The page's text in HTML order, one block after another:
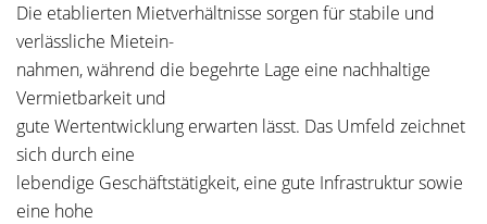
Die etablierten Mietverhältnisse sorgen für stabile und
verlässliche Mietein-
nahmen, während die begehrte Lage eine nachhaltige
Vermietbarkeit und
gute Wertentwicklung erwarten lässt. Das Umfeld zeichnet
sich durch eine
lebendige Geschäftstätigkeit, eine gute Infrastruktur sowie
eine hohe